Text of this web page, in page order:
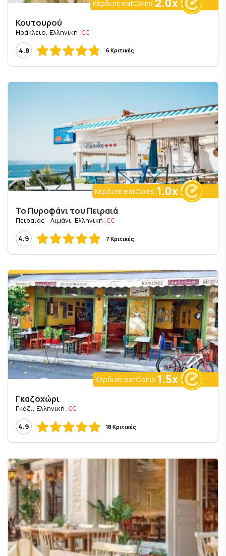
Κέρδισε eatCoins
Κουτουρού
€€
, Ηράκλειο, Ελληνική
4.8
6 Κριτικές
Κέρδισε eatCoins 1.0x
Το Πυροφάνι του Πειραιά
€€
, Πειραιάς - Λιμάνι, Ελληνική
4.9
7 Κριτικές
Κέρδισε eatCoins 1.5x
Γκαζοχώρι
€€
, Γκάζι, Ελληνική
4.9
18 Κριτικές